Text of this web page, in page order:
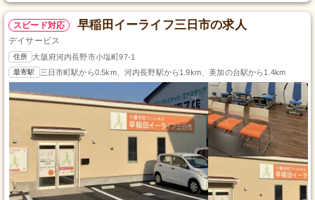
スピード対応 早稲田イーライフ三日市の求人
デイサービス
住所 大阪府河内長野市小塩町97-1
最寄駅 三日市町駅から0.5km、河内長野駅から1.9km、美加の台駅から1.4km